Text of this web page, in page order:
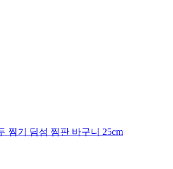
찜기 딤섬 찜판 바구니 25cm